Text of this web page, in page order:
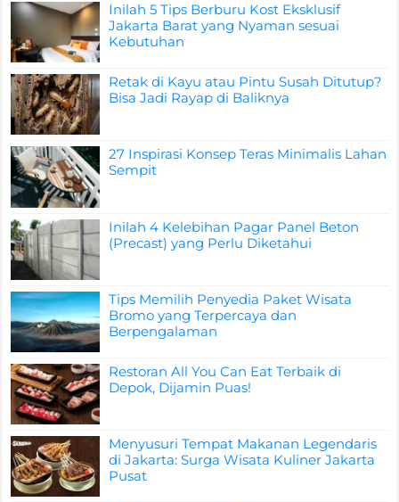
Inilah 5 Tips Berburu Kost Eksklusif
Jakarta Barat yang Nyaman sesuai
Kebutuhan
Retak di Kayu atau Pintu Susah Ditutup?
Bisa Jadi Rayap di Baliknya
27 Inspirasi Konsep Teras Minimalis Lahan
Sempit
Inilah 4 Kelebihan Pagar Panel Beton
(Precast) yang Perlu Diketahui
Tips Memilih Penyedia Paket Wisata
Bromo yang Terpercaya dan
Berpengalaman
Restoran All You Can Eat Terbaik di
Depok, Dijamin Puas!
Menyusuri Tempat Makanan Legendaris
di Jakarta: Surga Wisata Kuliner Jakarta
Pusat